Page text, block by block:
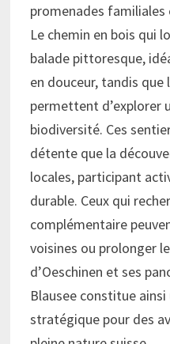
promenades familiales
Le chemin en bois qui
balade pittoresque,
en douceur, tandis
permettent d’explorer
biodiversité. Ces
détente que la
locales, participant
durable. Ceux qui
complémentaire
voisines ou prolonger
d’Oeschinen et ses
Blausee constitue
stratégique pour des